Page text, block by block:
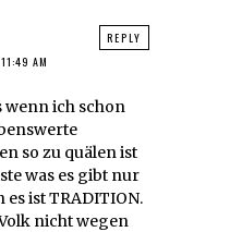
AM
wenn ich schon
so zu quälen ist
was es gibt nur
es ist TRADITION.
nicht wegen
REPLY